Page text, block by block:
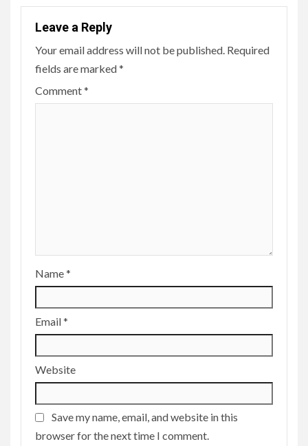
Leave a Reply
Your email address will not be published. Required
fields are marked*
Comment*
Name*
Email*
Website
Save my name, email, and website in this
browser for the next time I comment.